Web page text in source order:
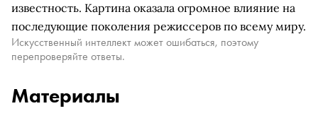
известность. Картина оказала огромное влияние на
последующие поколения режиссеров по всему миру.
Искусственный интеллект может ошибаться, поэтому
перепроверяйте ответы.
Материалы